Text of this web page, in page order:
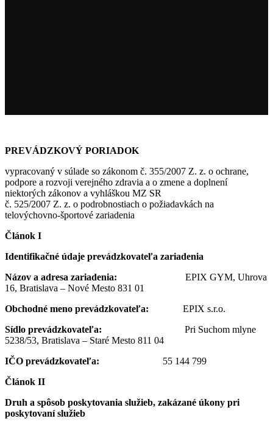
PREVÁDZKOVÝ PORIADOK
vypracovaný v súlade so zákonom č. 355/2007 Z. z. o ochrane,
podpore a rozvoji verejného zdravia a o zmene a doplnení
niektorých zákonov a vyhláškou MZ SR
č. 525/2007 Z. z. o podrobnostiach o požiadavkách na
telovýchovno-športové zariadenia
Článok I
Identifikačné údaje prevádzkovateľa zariadenia
Názov a adresa zariadenia: EPIX GYM, Uhrova
16, Bratislava – Nové Mesto 831 01
Obchodné meno prevádzkovateľa: EPIX s.r.o.
Sídlo prevádzkovateľa: Pri Suchom mlyne
5238/53, Bratislava – Staré Mesto 811 04
IČO prevádzkovateľa: 55 144 799
Článok II
Druh a spôsob poskytovania služieb, zakázané úkony pri
poskytovaní služieb